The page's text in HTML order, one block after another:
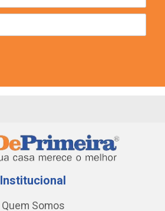
Institucional
Quem Somos